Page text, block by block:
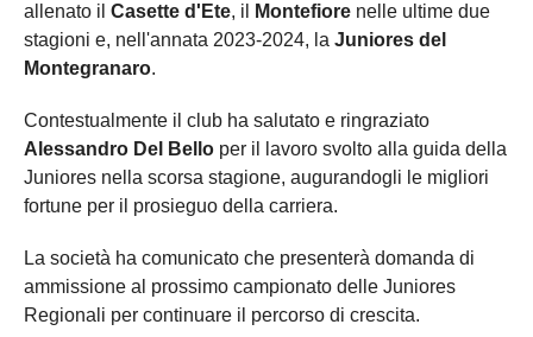
allenato il Casette d'Ete, il Montefiore nelle ultime due
stagioni e, nell'annata 2023-2024, la Juniores del
Montegranaro.
Contestualmente il club ha salutato e ringraziato
Alessandro Del Bello per il lavoro svolto alla guida della
Juniores nella scorsa stagione, augurandogli le migliori
fortune per il prosieguo della carriera.
La società ha comunicato che presenterà domanda di
ammissione al prossimo campionato delle Juniores
Regionali per continuare il percorso di crescita.